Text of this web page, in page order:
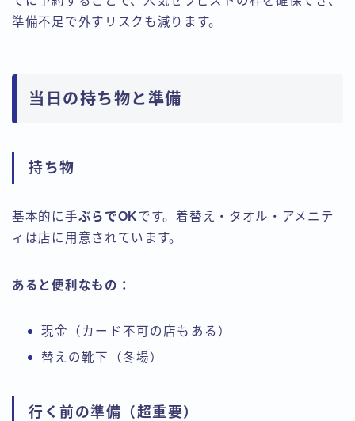
準備不足で外すリスクも減ります。
当日の持ち物と準備
持ち物
基本的に手ぶらでOKです。着替え・タオル・アメニテ
ィは店に用意されています。
あると便利なもの：
現金（カード不可の店もある）
替えの靴下（冬場）
行く前の準備（超重要）